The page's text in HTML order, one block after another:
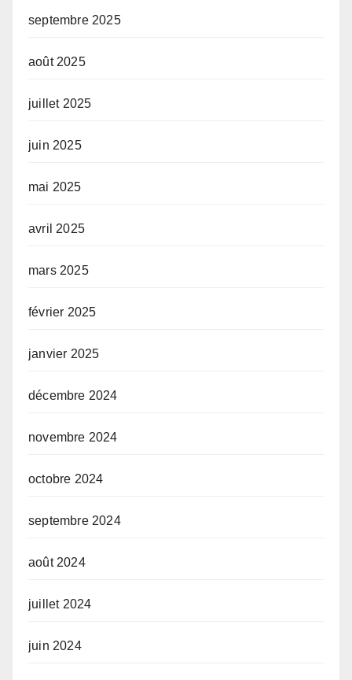
septembre 2025
août 2025
juillet 2025
juin 2025
mai 2025
avril 2025
mars 2025
février 2025
janvier 2025
décembre 2024
novembre 2024
octobre 2024
septembre 2024
août 2024
juillet 2024
juin 2024